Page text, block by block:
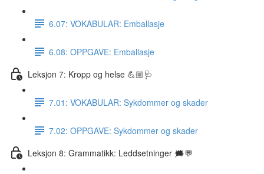
6.07: VOKABULAR: Emballasje
6.08: OPPGAVE: Emballasje
Leksjon 7: Kropp og helse 💪🏼🩺
7.01: VOKABULAR: Sykdommer og skader
7.02: OPPGAVE: Sykdommer og skader
Leksjon 8: Grammatikk: Leddsetninger 🗯💬